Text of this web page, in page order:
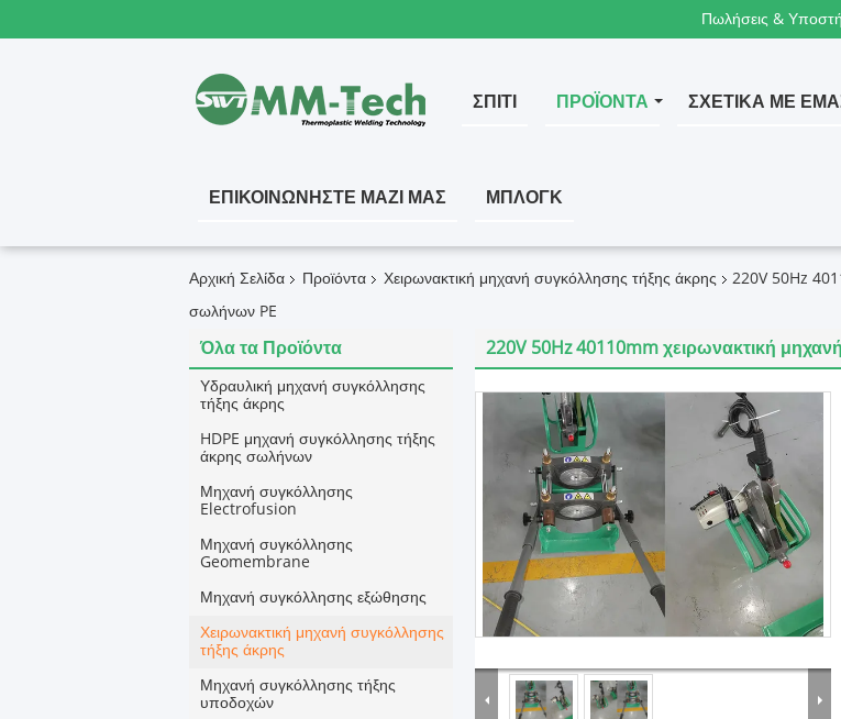
Πωλήσεις &
ΣΠΊΤΙ ΠΡΟΪΌΝΤΑ ΣΧΕΤΙΚΆ ΜΕ
ΕΠΙΚΟΙΝΩΝΉΣΤΕ ΜΑΖΊ ΜΑΣ ΜΠΛΟΓΚ
Αρχική Σελίδα Προϊόντα Χειρωνακτική μηχανή συγκόλλησης τήξης άκρης
220V 50Hz
σωλήνων PE
Όλα τα Προϊόντα
Υδραυλική μηχανή συγκόλλησης
τήξης άκρης
HDPE μηχανή συγκόλλησης τήξης
άκρης σωλήνων
Μηχανή συγκόλλησης
Electrofusion
Μηχανή συγκόλλησης
Geomembrane
Μηχανή συγκόλλησης εξώθησης
Χειρωνακτική μηχανή συγκόλλησης
τήξης άκρης
Μηχανή συγκόλλησης τήξης
υποδοχών
220V 50Hz 40110mm χειρωνακτική